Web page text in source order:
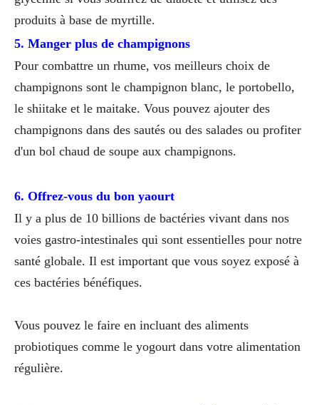
produits à base de myrtille.
5. Manger plus de champignons
Pour combattre un rhume, vos meilleurs choix de
champignons sont le champignon blanc, le portobello,
le shiitake et le maitake. Vous pouvez ajouter des
champignons dans des sautés ou des salades ou profiter
d'un bol chaud de soupe aux champignons.
6. Offrez-vous du bon yaourt
Il y a plus de 10 billions de bactéries vivant dans nos
voies gastro-intestinales qui sont essentielles pour notre
santé globale. Il est important que vous soyez exposé à
ces bactéries bénéfiques.
Vous pouvez le faire en incluant des aliments
probiotiques comme le yogourt dans votre alimentation
régulière.